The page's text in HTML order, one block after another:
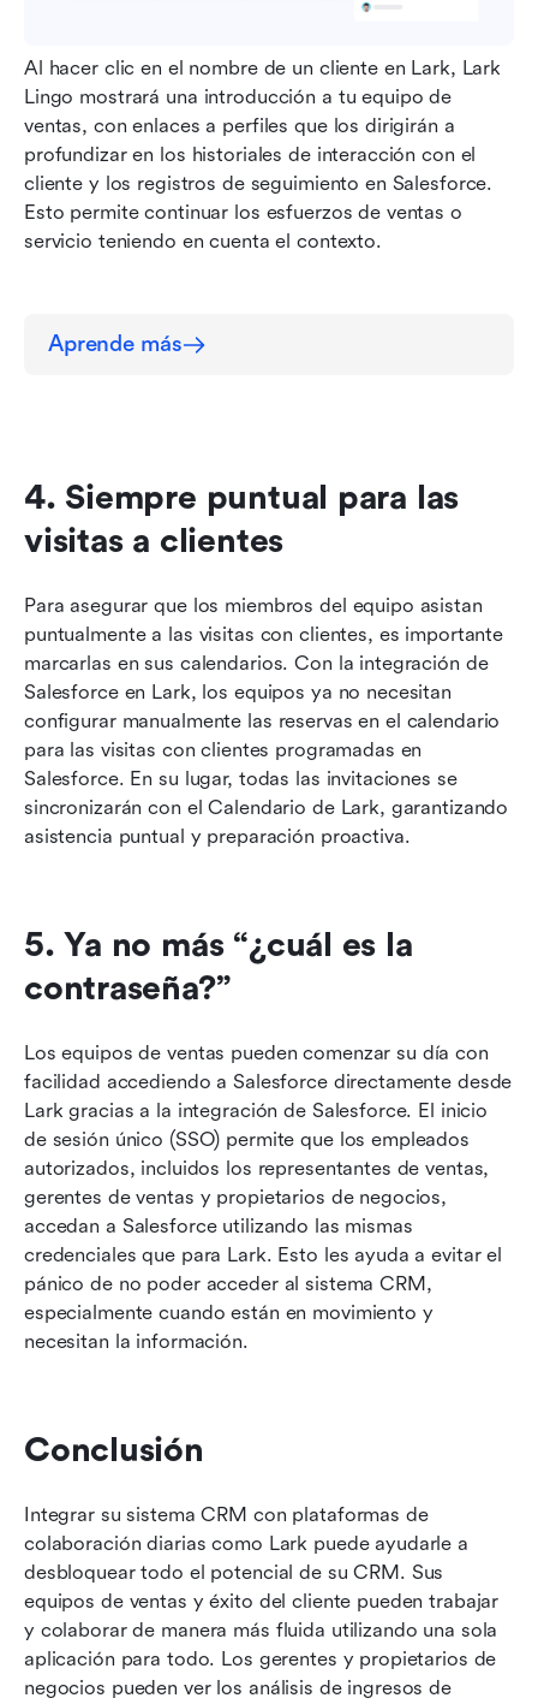
Al hacer clic en el nombre de un cliente en Lark, Lark
Lingo mostrará una introducción a tu equipo de
ventas, con enlaces a perfiles que los dirigirán a
profundizar en los historiales de interacción con el
cliente y los registros de seguimiento en Salesforce.
Esto permite continuar los esfuerzos de ventas o
servicio teniendo en cuenta el contexto.
Aprende más
4. Siempre puntual para las
visitas a clientes
Para asegurar que los miembros del equipo asistan
puntualmente a las visitas con clientes, es importante
marcarlas en sus calendarios. Con la integración de
Salesforce en Lark, los equipos ya no necesitan
configurar manualmente las reservas en el calendario
para las visitas con clientes programadas en
Salesforce. En su lugar, todas las invitaciones se
sincronizarán con el Calendario de Lark, garantizando
asistencia puntual y preparación proactiva.
5. Ya no más “¿cuál es la
contraseña?”
Los equipos de ventas pueden comenzar su día con
facilidad accediendo a Salesforce directamente desde
Lark gracias a la integración de Salesforce. El inicio
de sesión único (SSO) permite que los empleados
autorizados, incluidos los representantes de ventas,
gerentes de ventas y propietarios de negocios,
accedan a Salesforce utilizando las mismas
credenciales que para Lark. Esto les ayuda a evitar el
pánico de no poder acceder al sistema CRM,
especialmente cuando están en movimiento y
necesitan la información.
Conclusión
Integrar su sistema CRM con plataformas de
colaboración diarias como Lark puede ayudarle a
desbloquear todo el potencial de su CRM. Sus
equipos de ventas y éxito del cliente pueden trabajar
y colaborar de manera más fluida utilizando una sola
aplicación para todo. Los gerentes y propietarios de
negocios pueden ver los análisis de ingresos de